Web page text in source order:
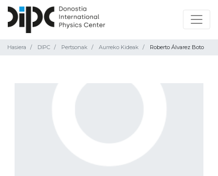
Hasiera DIPC Pertsonak Aurreko Kideak Roberto Álvarez Boto